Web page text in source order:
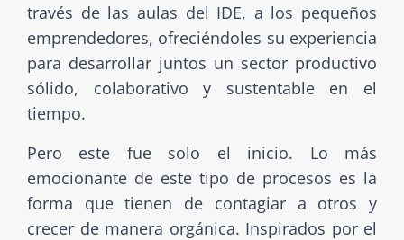
través de las aulas del IDE, a los pequeños
emprendedores, ofreciéndoles su experiencia
para desarrollar juntos un sector productivo
sólido, colaborativo y sustentable en el
tiempo.
Pero este fue solo el inicio. Lo más
emocionante de este tipo de procesos es la
forma que tienen de contagiar a otros y
crecer de manera orgánica. Inspirados por el